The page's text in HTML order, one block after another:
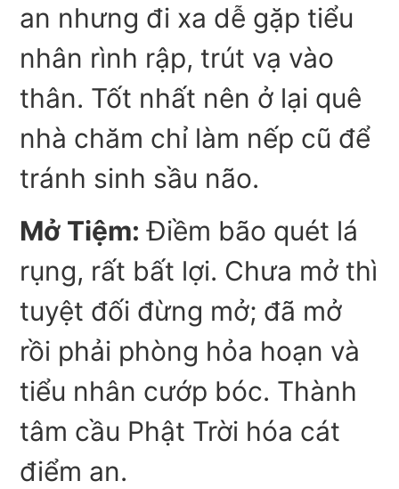
an nhưng đi xa dễ gặp tiểu
nhân rình rập, trút vạ vào
thân. Tốt nhất nên ở lại quê
nhà chăm chỉ làm nếp cũ để
tránh sinh sầu não.
Mở Tiệm: Điềm bão quét lá
rụng, rất bất lợi. Chưa mở thì
tuyệt đối đừng mở; đã mở
rồi phải phòng hỏa hoạn và
tiểu nhân cướp bóc. Thành
tâm cầu Phật Trời hóa cát
điểm an.